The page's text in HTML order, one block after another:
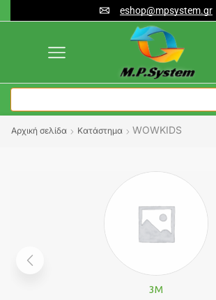
eshop@mpsystem.gr
Αρχική σελίδα Κατάστημα WOWKIDS
3M